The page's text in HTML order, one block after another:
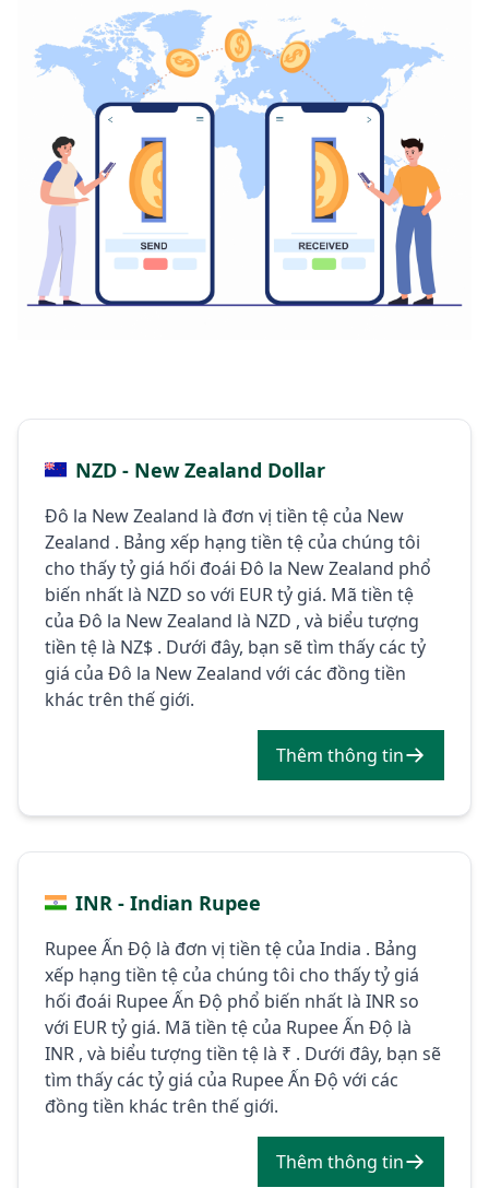
NZD - New Zealand Dollar
Đô la New Zealand là đơn vị tiền tệ của New
Zealand . Bảng xếp hạng tiền tệ của chúng tôi
cho thấy tỷ giá hối đoái Đô la New Zealand phổ
biến nhất là NZD so với EUR tỷ giá. Mã tiền tệ
của Đô la New Zealand là NZD , và biểu tượng
tiền tệ là NZ$ . Dưới đây, bạn sẽ tìm thấy các tỷ
giá của Đô la New Zealand với các đồng tiền
khác trên thế giới.
Thêm thông tin
INR - Indian Rupee
Rupee Ấn Độ là đơn vị tiền tệ của India . Bảng
xếp hạng tiền tệ của chúng tôi cho thấy tỷ giá
hối đoái Rupee Ấn Độ phổ biến nhất là INR so
với EUR tỷ giá. Mã tiền tệ của Rupee Ấn Độ là
INR , và biểu tượng tiền tệ là ₹ . Dưới đây, bạn sẽ
tìm thấy các tỷ giá của Rupee Ấn Độ với các
đồng tiền khác trên thế giới.
Thêm thông tin